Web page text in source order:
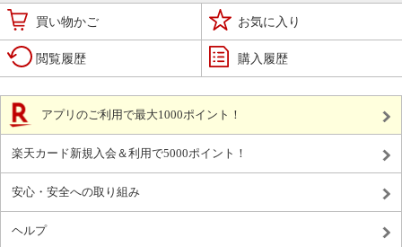
買い物かご お気に入り
閲覧履歴 購入履歴
アプリのご利用で最大1000ポイント！
楽天カード新規入会＆利用で5000ポイント！
安心・安全への取り組み
ヘルプ